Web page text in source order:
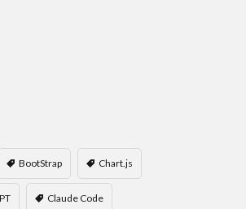
BootStrap Chart.js
Claude Code